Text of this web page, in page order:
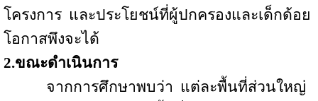
โครงการ และประโยชน์ที่ผู้ปกครองและเด็กด้อย
โอกาสพึงจะได้
2.ขณะดำเนินการ
จากการศึกษาพบว่า แต่ละพื้นที่ส่วนใหญ่